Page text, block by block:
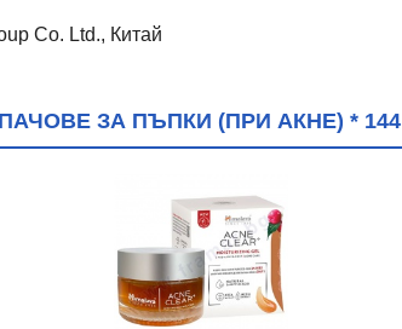
Co. Ltd., Китай
ЗА ПЪПКИ (ПРИ АКНЕ) * 144